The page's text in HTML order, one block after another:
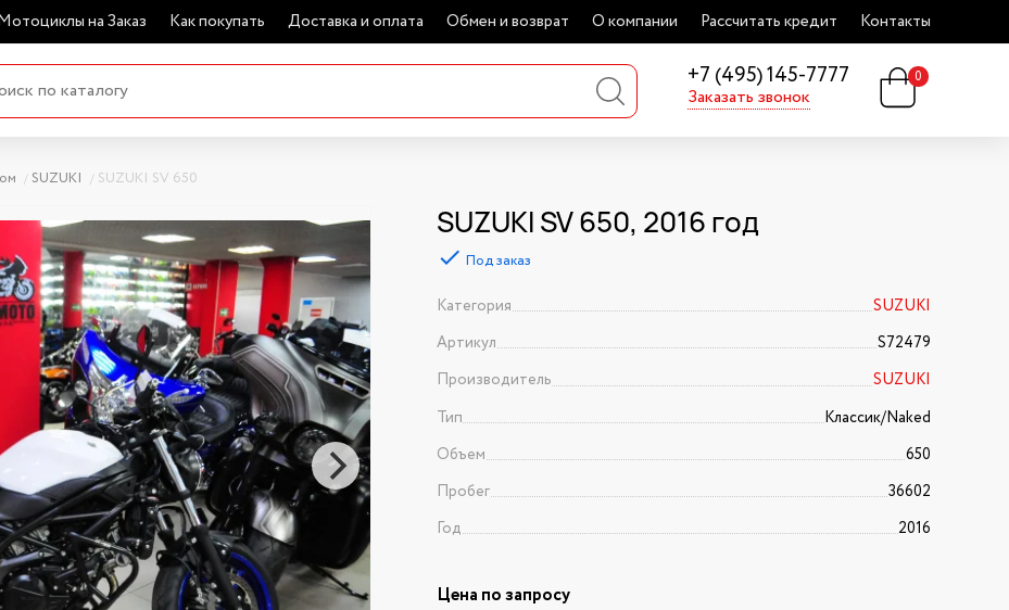
на Заказ Как покупать Доставка и оплата Обмен и возврат О компании Рассчитать кредит Контакты
+7 (495) 145-7777
Заказать звонок
0
SUZUKI SUZUKI SV 650
SUZUKI SV 650, 2016 год
Под заказ
Категория
SUZUKI
Артикул
S72479
Производитель
SUZUKI
Тип
Классик/Naked
Объем
650
Пробег
36602
Год
2016
Цена по запросу